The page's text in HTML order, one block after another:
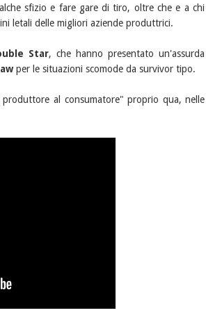
sfizio e fare gare di tiro, oltre che e a chi
letali delle migliori aziende produttrici.
Star, che hanno presentato un'assurda
per le situazioni scomode da survivor tipo.
al consumatore" proprio qua, nelle